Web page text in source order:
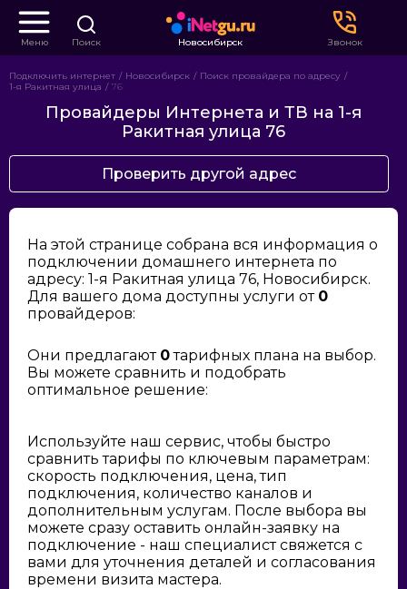
Меню Поиск Новосибирск Звонок
Подключить интернет Новосибирск
Поиск провайдера по адресу
1-я Ракитная улица
76
Провайдеры Интернета и ТВ на 1-я
Ракитная улица 76
Проверить другой адрес
На этой странице собрана вся информация о
подключении домашнего интернета по
адресу: 1-я Ракитная улица 76, Новосибирск.
Для вашего дома доступны услуги от 0
провайдеров:
Они предлагают 0тарифных плана на выбор.
Вы можете сравнить и подобрать
оптимальное решение:
Используйте наш сервис, чтобы быстро
сравнить тарифы по ключевым параметрам:
скорость подключения, цена, тип
подключения, количество каналов и
дополнительным услугам. После выбора вы
можете сразу оставить онлайн-заявку на
подключение - наш специалист свяжется с
вами для уточнения деталей и согласования
времени визита мастера.